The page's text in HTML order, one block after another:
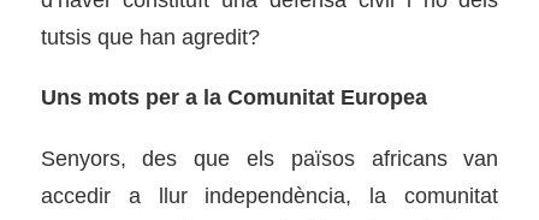
tutsis que han agredit?
Uns mots per a la Comunitat Europea
Senyors, des que els països africans van
accedir a llur independència, la comunitat